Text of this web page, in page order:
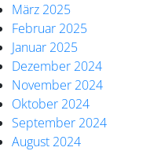
März 2025
Februar 2025
Januar 2025
Dezember 2024
November 2024
Oktober 2024
September 2024
August 2024